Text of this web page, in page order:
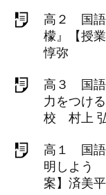
高２ 国
檬』【授
惇弥
高３ 国
力をつけ
校 村上
高１ 国語
明しよう
案】済美